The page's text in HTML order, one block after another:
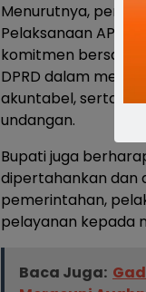
Menurutnya,
Pelaksanaan
komitmen
DPRD dalam
akuntabel, serta
undangan.
Bupati juga
dipertahankan dan
pemerintahan,
pelayanan kepada
Baca Juga: